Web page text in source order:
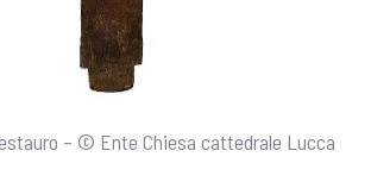
– © Ente Chiesa cattedrale Lucca